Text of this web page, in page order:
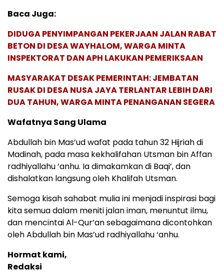
Baca Juga:
DIDUGA PENYIMPANGAN PEKERJAAN JALAN RABAT
BETON DI DESA WAYHALOM, WARGA MINTA
INSPEKTORAT DAN APH LAKUKAN PEMERIKSAAN
MASYARAKAT DESAK PEMERINTAH: JEMBATAN
RUSAK DI DESA NUSA JAYA TERLANTAR LEBIH DARI
DUA TAHUN, WARGA MINTA PENANGANAN SEGERA
Wafatnya Sang Ulama
Abdullah bin Mas’ud wafat pada tahun 32 Hijriah di
Madinah, pada masa kekhalifahan Utsman bin Affan
radhiyallahu ‘anhu. Ia dimakamkan di Baqi’, dan
dishalatkan langsung oleh Khalifah Utsman.
Semoga kisah sahabat mulia ini menjadi inspirasi bagi
kita semua dalam meniti jalan iman, menuntut ilmu,
dan mencintai Al-Qur’an sebagaimana dicontohkan
oleh Abdullah bin Mas’ud radhiyallahu ‘anhu.
Hormat kami,
Redaksi